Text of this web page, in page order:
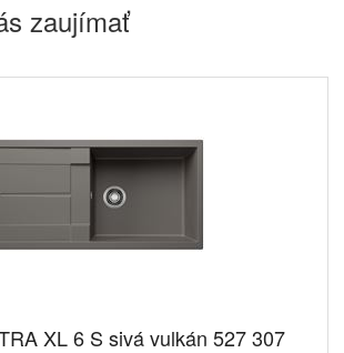
zaujímať
XL 6 S sivá vulkán 527 307